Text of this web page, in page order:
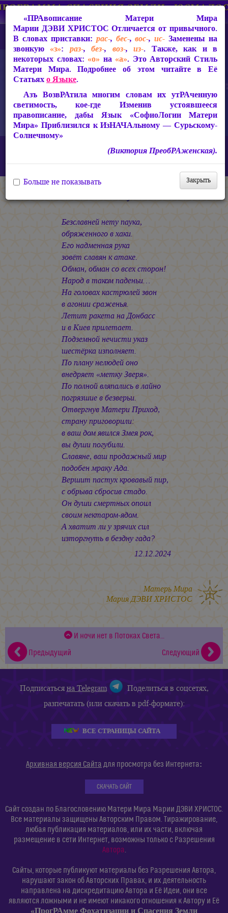
СакРАльная Поэзия Матери Мира
И ночи нет в Потоках Света…
Змей-паук
Безславней нету паука,
обряженного в хаки.
Его надменная рука
зовёт славян к атаке.
Обман, обман со всех сторон!
Народ в таком паденьи…
На головах кастрюлей звон
в агонии сраженья.
Летит ракета на Донбасс
и в Киев прилетает.
Подземной нечисти указ
шестёрка изполняет.
По плану нелюдей оно
внедряет «метку Зверя».
По полной вляпались в лайно
погрязшие в безверьи.
Отвергнув Матери Приход,
страну приговорили:
в ваш дом явился Змея рок,
вы души погубили.
Славяне, ваш продажный мир
подобен мраку Ада.
Вершит пастух кровавый пир,
с обрыва сбросив стадо.
Он души смертных опоил
своим нектаром-ядом.
А хватит ли у зрячих сил
изторгнуть в бездну гада?
12.12.2024
Матерь Мира
Мария ДЭВИ ХРИСТОС
И ночи нет в Потоках Света…
Предыдущий
Следующий
«ПРАвописание Матери Мира
Марии ДЭВИ ХРИСТОС Отличается от привычного.
В словах приставки: рас-, бес-,вос-,ис- Заменены на
звонкую «з»: раз-,без-, воз-,из-. Также, как и в
некоторых словах: «о» на «а». Это Авторский Стиль
Матери Мира. Подробнее об этом читайте в Её
Статьяхо Языке.
Азъ ВозвРАтила многим словам их утРАченную
светимость, кое-где Изменив устоявшееся
правописание, дабы Язык «СофиоЛогии Матери
Мира» Приблизился к ИзНАЧАльному — Сурьскому-
Солнечному»
(Виктория ПреобРАженская).
Закрыть
Больше не показывать
Подписатьсяна Telegram
Поделиться в соцсетях,
разпечатать (или скачать в pdf-формате):
ВСЕ СТРАНИЦЫ САЙТА
Архивная версия Сайта для просмотра без Интернета:
СКАЧАТЬ САЙТ
Сайт создан по Благословению Матери Мира Марии ДЭВИ ХРИСТОС.
Все материалы защищены Авторским Правом. Тиражирование,
любая публикация материалов, или их части, включая
размещение в сети Интернет, возможны только с Разрешения
Автора.
Сайты, которые публикуют материалы без Разрешения Автора,
нарушают закон об Авторских Правах, и их деятельность
направлена на дискредитацию Автора и Её Идеи, они все
являются ложными и не имеют никакого отношения к Автору и Её
«ПрогРАмме Фохатизации и Спасения Земли